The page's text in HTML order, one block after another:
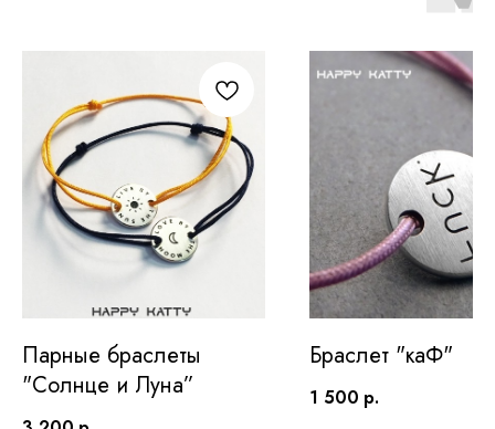
Парные браслеты
"Солнце и Луна”
Браслет "каФ"
1 500 р.